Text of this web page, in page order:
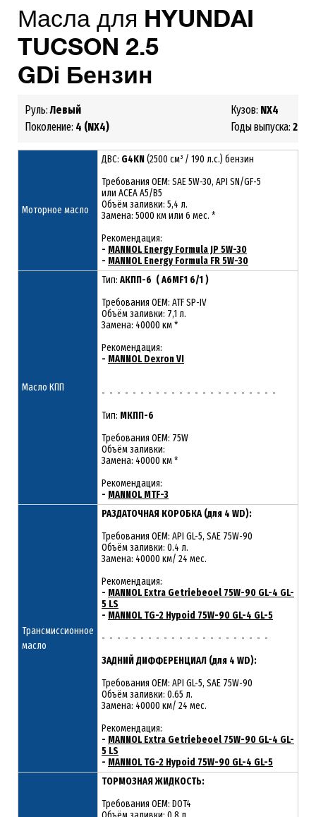
Масла для HYUNDAI
TUCSON 2.5
GDi Бензин
Руль:Левый
Поколение: 4 (NX4)
Кузов: NX4
Годы выпуска:
Моторное масло
ДВС: G4KN(2500 см³ / 190 л.с.) бензин
Требования ОЕМ: SAE 5W-30, API SN/GF-5
или ACEA A5/B5
Объём заливки: 5,4 л.
Замена: 5000 км или 6 мес. *
Рекомендация:
- MANNOL Energy Formula JP 5W-30
- MANNOL Energy Formula FR 5W-30
Масло КПП
Тип: АКПП-6 ( A6MF1 6/1 )
Требования OEM: ATF SP-IV
Объём заливки: 7,1 л.
Замена: 40000 км *
Рекомендация:
- MANNOL Dexron VI
- - - - - - - - - - - - - - - - - - - - - - -
Тип: МКПП-6
Требования OEM: 75W
Объём заливки:
Замена: 40000 км *
Рекомендация:
- MANNOL MTF-3
Трансмиссионное
масло
РАЗДАТОЧНАЯ КОРОБКА (для 4 WD):
Требования OEM: API GL-5, SAE 75W-90
Объём заливки: 0.4 л.
Замена: 40000 км/ 24 мес.
Рекомендация:
- MANNOL Extra Getriebeoel 75W-90 GL-4 GL-
5 LS
- MANNOL TG-2 Hypoid 75W-90 GL-4 GL-5
- - - - - - - - - - - - - - - - - - - - - -
ЗАДНИЙ ДИФФЕРЕНЦИАЛ (для 4 WD):
Требования OEM: API GL-5, SAE 75W-90
Объём заливки: 0.65 л.
Замена: 40000 км/ 24 мес.
Рекомендация:
- MANNOL Extra Getriebeoel 75W-90 GL-4 GL-
5 LS
- MANNOL TG-2 Hypoid 75W-90 GL-4 GL-5
ТОРМОЗНАЯ ЖИДКОСТЬ:
Требования OEM: DOT4